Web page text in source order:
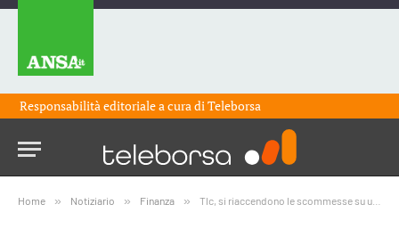
Responsabilità editoriale a cura diTeleborsa
Home » Notiziario » Finanza » Tlc, si riaccendono le scommesse su un consolidamento in Europa: occhi puntati su Tim